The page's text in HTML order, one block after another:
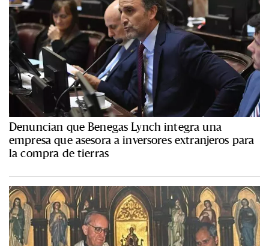
Denuncian que Benegas Lynch integra una
empresa que asesora a inversores extranjeros para
la compra de tierras